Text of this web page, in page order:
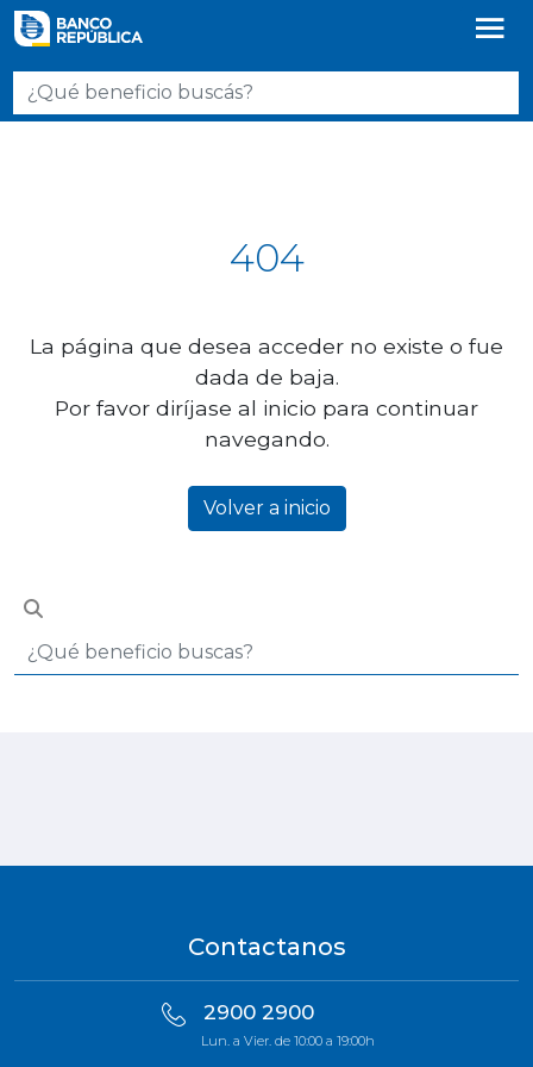
404
La página que desea acceder no existe o fue
dada de baja.
Por favor diríjase al inicio para continuar
navegando.
Volver a inicio
Contactanos
2900 2900
Lun. a Vier. de 10:00 a 19:00h